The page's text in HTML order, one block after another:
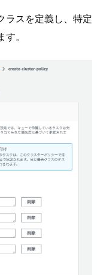
ラスを定義し、特定
。